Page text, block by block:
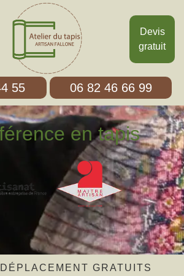
Devis
gratuit
55 06 82 46 66 99
en tapis
GRATUITS